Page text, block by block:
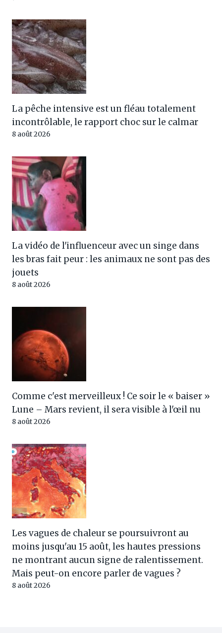
La pêche intensive est un fléau totalement
incontrôlable, le rapport choc sur le calmar
8 août 2026
La vidéo de l'influenceur avec un singe dans
les bras fait peur : les animaux ne sont pas des
jouets
8 août 2026
Comme c'est merveilleux ! Ce soir le « baiser »
Lune – Mars revient, il sera visible à l'œil nu
8 août 2026
Les vagues de chaleur se poursuivront au
moins jusqu'au 15 août, les hautes pressions
ne montrant aucun signe de ralentissement.
Mais peut-on encore parler de vagues ?
8 août 2026